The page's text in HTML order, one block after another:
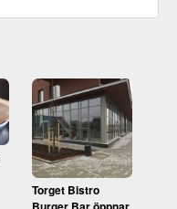
Torget Bistro